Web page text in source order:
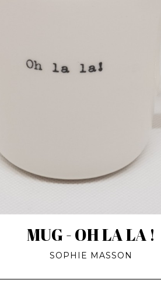
MUG - OH LA LA !
SOPHIE MASSON